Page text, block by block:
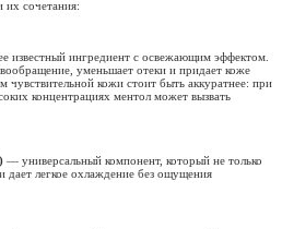
их сочетания:
известный ингредиент с освежающим эффектом.
уменьшает отеки и придает коже
чувствительной кожи стоит быть аккуратнее: при
концентрациях ментол может вызвать
— универсальный компонент, который не только
дает легкое охлаждение без ощущения